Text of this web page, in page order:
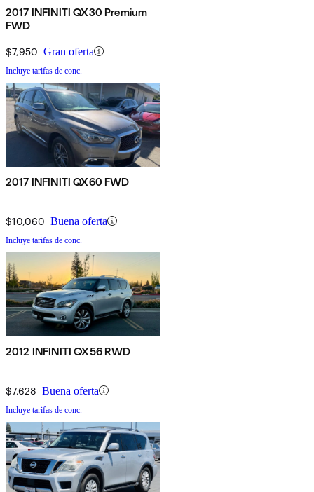
2017 INFINITI QX30 Premium
FWD
$7,950 Gran oferta
Incluye tarifas de conc.
2017 INFINITI QX60 FWD
$10,060 Buena oferta
Incluye tarifas de conc.
2012 INFINITI QX56 RWD
$7,628 Buena oferta
Incluye tarifas de conc.